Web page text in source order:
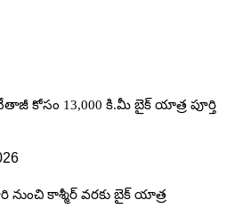
నేతాజీ కోసం 13,000 కి.మీ బైక్ యాత్ర పూర్తి
నుంచి కాశ్మీర్ వరకు బైక్ యాత్ర